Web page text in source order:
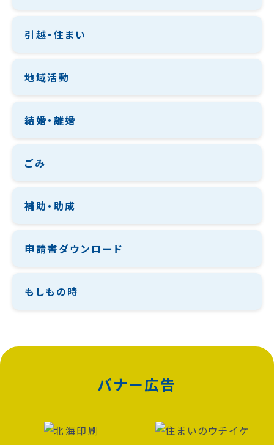
引越・住まい
地域活動
結婚・離婚
ごみ
補助・助成
申請書ダウンロード
もしもの時
バナー広告